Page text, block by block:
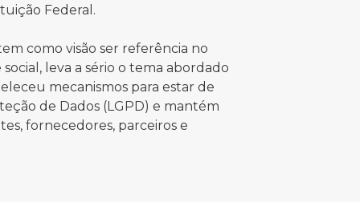
Federal.
como visão ser referência no
leva a sério o tema abordado
mecanismos para estar de
de Dados (LGPD) e mantém
fornecedores, parceiros e